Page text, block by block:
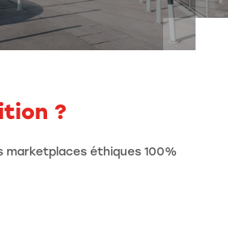
?
marketplaces éthiques 100%